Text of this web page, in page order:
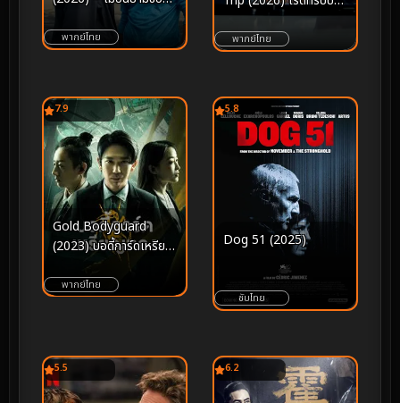
“ความแข็งแกร่ง” ถูกส่ง
ต่อผ่านคำอำลาที่อบอุ่น
พากย์ไทย
กับคุณปู่โจ
พากย์ไทย
7.9
Gold Bodyguard
(2023) บอดี้การ์ดเหรียญ
พากย์ไทย
5.8
Dog 51 (2025)
ซับไทย
5.5 6.2